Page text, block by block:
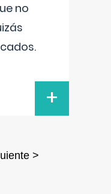
no
+
>